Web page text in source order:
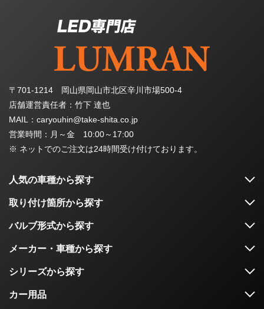
〒701-1214 岡山県岡山市北区辛川市場500-4
店舗運営責任者：竹下 達也
MAIL：caryouhin@take-shita.co.jp
営業時間：月～金 10:00～17:00
※ ネットでのご注文は24時間受け付けております。
人気の車種から探す
取り付け箇所から探す
バルブ形式から探す
メーカー・車種から探す
シリーズから探す
カー用品